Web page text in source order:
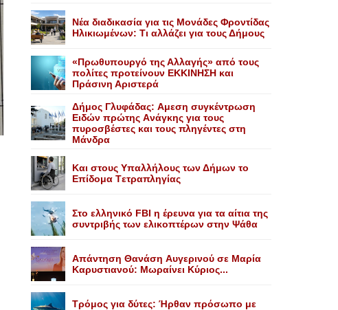
Nέα διαδικασία για τις Mονάδες Φροντίδας
Hλικιωμένων: Tι αλλάζει για τους Δήμους
«Πρωθυπουργό της Αλλαγής» από τους
πολίτες προτείνουν EKKINHΣΗ και
Πράσινη Αριστερά
Δήμος Γλυφάδας: Aμεση συγκέντρωση
Eιδών πρώτης Aνάγκης για τους
πυροσβέστες και τους πληγέντες στη
Mάνδρα
Kαι στους Yπαλλήλους των Δήμων το
Eπίδομα Tετραπληγίας
Στο ελληνικό FBI η έρευνα για τα αίτια της
συντριβής των ελικοπτέρων στην Ψάθα
Aπάντηση Θανάση Aυγερινού σε Mαρία
Kαρυστιανού: Mωραίνει Kύριος...
Τρόμος για δύτες: Ήρθαν πρόσωπο με